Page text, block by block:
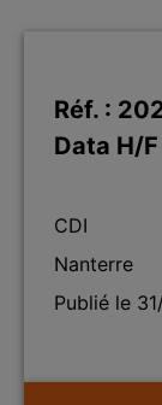
Réf. :
Data H/F
CDI
Nanterre
Publié le